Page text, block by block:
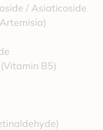
/ Asiaticoside
B5)